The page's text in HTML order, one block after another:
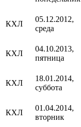
КХЛ
05.12.2012,
среда
КХЛ
04.10.2013,
пятница
КХЛ
18.01.2014,
суббота
КХЛ
01.04.2014,
вторник